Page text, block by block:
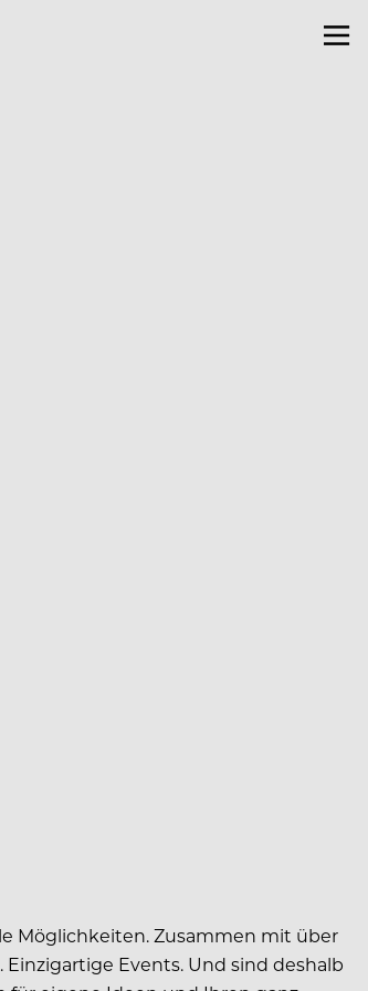
Möglichkeiten. Zusammen mit über
Events. Und sind deshalb